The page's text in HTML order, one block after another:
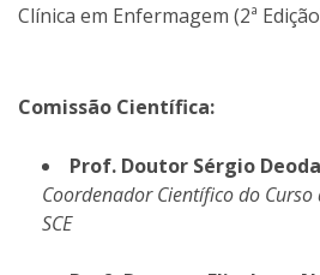
Clínica em Enfermagem (2ª
Comissão Científica:
Prof. Doutor Sérgio
Coordenador Científico do
SCE